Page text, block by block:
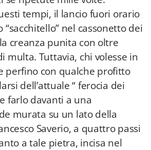
tempi, il lancio fuori orario
nel cassonetto dei
creanza punita con oltre
multa. Tuttavia, chi volesse in
perfino con qualche profitto
dell’attuale “ ferocia dei
farlo davanti a una
murata su un lato della
Saverio, a quattro passi
a tale pietra, incisa nel